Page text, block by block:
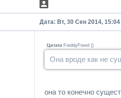
Дата: Вт, 30 Сен 2014,
Цитата FreddyFreed ()
Она вроде как не
она то конечно